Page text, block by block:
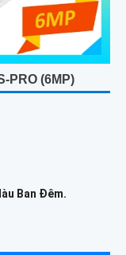
PRO (6MP)
Ban Ðêm.